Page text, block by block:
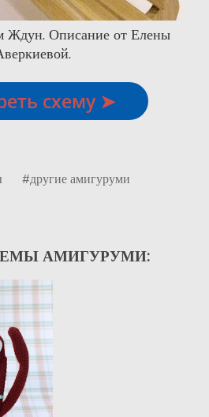
Ждун. Описание от Елены
схему ➤
#другие амигуруми
АМИГУРУМИ: